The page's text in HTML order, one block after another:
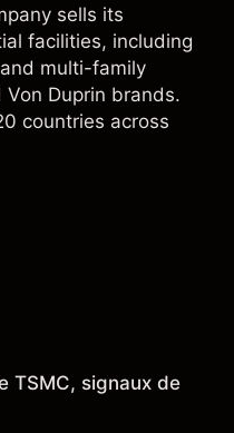
sells its
facilities, including
multi-family
Duprin brands.
countries across
TSMC, signaux de